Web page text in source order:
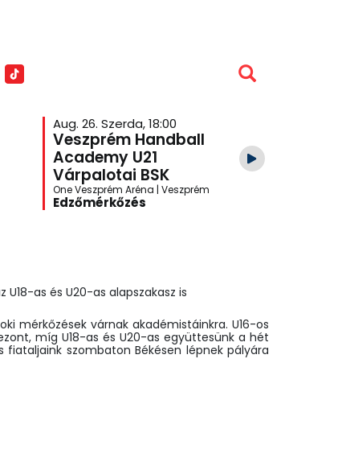
Aug. 26. Szerda, 18:00
Veszprém Handball
Academy U21
Várpalotai BSK
One Veszprém Aréna | Veszprém
Edzőmérkőzés
as és U20-as alapszakasz is
mérkőzések várnak akadémistáinkra. U16-os
míg U18-as és U20-as együttesünk a hét
fiataljaink szombaton Békésen lépnek pályára